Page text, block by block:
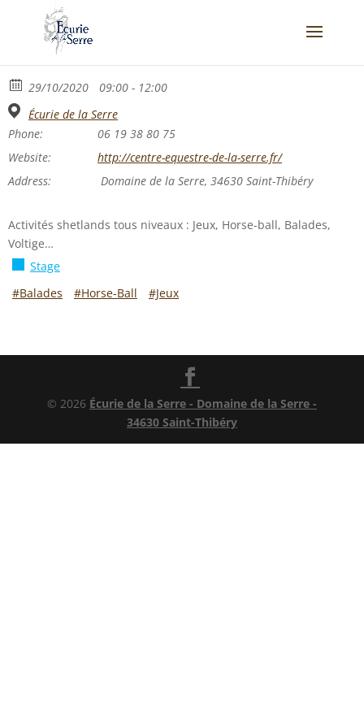
29/10/2020
09:00 - 12:00
Écurie de la Serre
Phone:
06 19 38 80 75
Website:
http://centre-equestre-de-la-serre.fr/
Address:
Domaine de la Serre, 34630 Saint-Thibéry
Activités shetlands tous niveaux : Jeux, Horse-ball, Balades,
Voltige…
Stage
#Balades
#Horse-Ball #Jeux
© 2026 Écurie de la Serre - Domaine de la Serre -
34630 Saint-Thibéry